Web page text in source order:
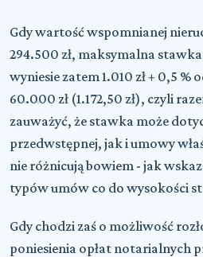
Gdy wartość wspomnianej
294.500 zł, maksymalna
wyniesie zatem 1.010 zł + 0,5 %
60.000 zł (1.172,50 zł), czyli
zauważyć, że stawka może
przedwstępnej, jak i umowy
nie różnicują bowiem - jak
typów umów co do wysokości
Gdy chodzi zaś o możliwość
poniesienia opłat notarialnych